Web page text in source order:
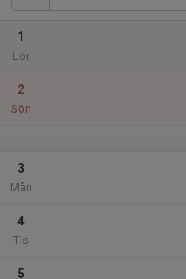
1
Lör
2
Sön
3
Mån
4
Tis
5